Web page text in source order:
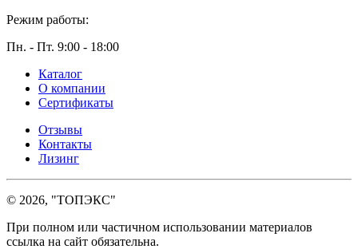
Режим работы:
Пн. - Пт. 9:00 - 18:00
Каталог
О компании
Сертификаты
Отзывы
Контакты
Лизинг
© 2026, "ТОПЭКС"
При полном или частичном использовании материалов
ссылка на сайт обязательна.